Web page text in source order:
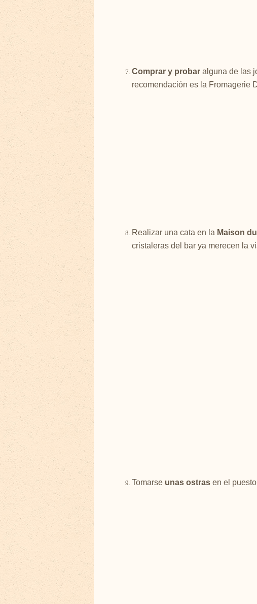
Comprar y probaralguna de las
recomendación es la Fromagerie
Realizar una cata en la Maison
cristaleras del bar ya merecen la
Tomarseunas ostrasen el